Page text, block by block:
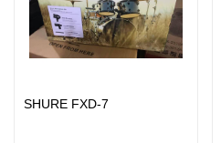
SHURE FXD-7